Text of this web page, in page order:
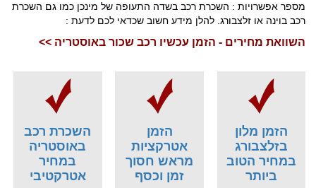
מספר אפשרויות : השכרת רכב בשדה התעופה של מינכן כמו גם השכרת
רכב בוינה או זלצבורג. להלן מידע חשוב שכדאי לכם לדעת :
השוואת מחירים - הזמן עכשיו רכב שכור באוסטריה >>
הזמן מלון
בזלצבורג
במחיר הטוב
ביותר
הזמן
אטרקציות
מראש חסוך
זמן וכסף
השכרת רכב
באוסטריה
במחיר
אטרקטיבי